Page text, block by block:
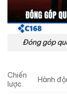
Đóng góp
Chiến
lược
Hành